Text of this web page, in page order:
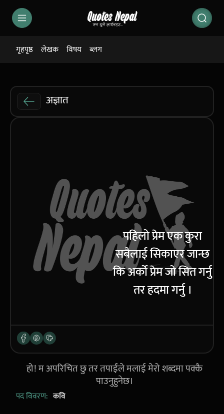
गृहपृष्ठ लेखक विषय ब्लग
अज्ञात
पहिलो प्रेम एक कुरा
सबैलाई सिकाएर जान्छ
कि अर्को प्रेम जो सित गर्नु
तर हदमा गर्नु ।
हो! म अपरिचित छु तर तपाईंले मलाई मेरो शब्दमा पक्कै
पाउनुहुनेछ।
पद विवरण: कवि